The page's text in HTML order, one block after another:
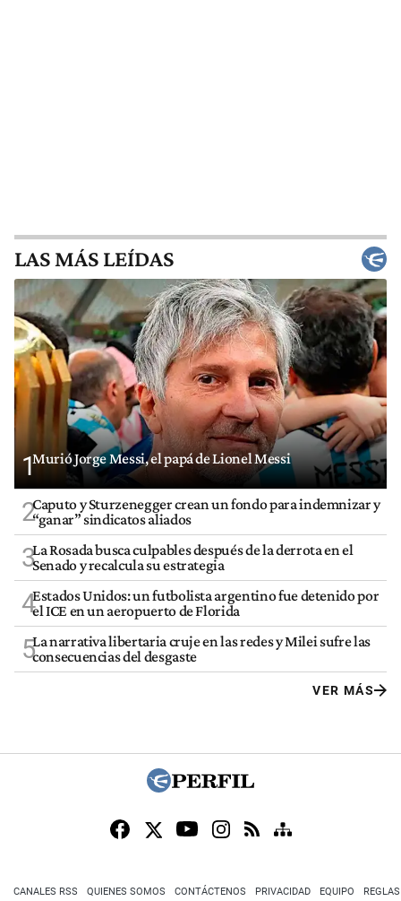
LAS MÁS LEÍDAS
1Murió Jorge Messi, el papá de Lionel Messi
2Caputo y Sturzenegger crean un fondo para indemnizar y
“ganar” sindicatos aliados
3La Rosada busca culpables después de la derrota en el
Senado y recalcula su estrategia
4Estados Unidos: un futbolista argentino fue detenido por
el ICE en un aeropuerto de Florida
5La narrativa libertaria cruje en las redes y Milei sufre las
consecuencias del desgaste
VER MÁS
CANALES RSS QUIENES SOMOS CONTÁCTENOS PRIVACIDAD EQUIPO